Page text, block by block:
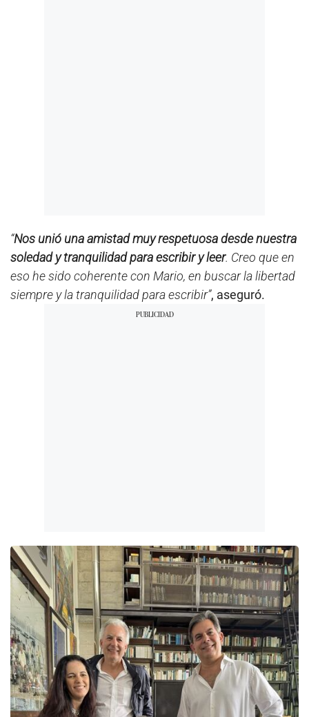
“Nos unió una amistad muy respetuosa desde nuestra
soledad y tranquilidad para escribir y leer. Creo que en
eso he sido coherente con Mario, en buscar la libertad
siempre y la tranquilidad para escribir”, aseguró.